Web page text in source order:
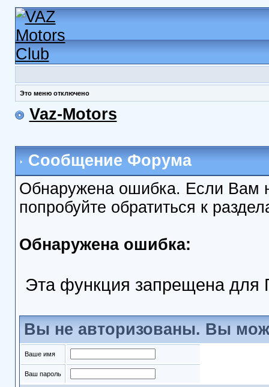
Это меню отключено
Vaz-Motors
Сообщение Форума
Обнаружена ошибка. Если Вам
попробуйте обратиться к
Обнаружена ошибка:
Эта функция запрещена для
Вы не авторизованы. Вы
Ваше имя
Ваш пароль